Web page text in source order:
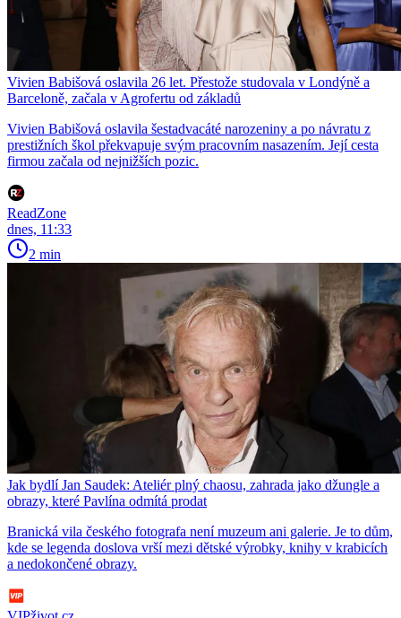
Vivien Babišová oslavila 26 let. Přestože studovala v Londýně a
Barceloně, začala v Agrofertu od základů
Vivien Babišová oslavila šestadvacáté narozeniny a po návratu z
prestižních škol překvapuje svým pracovním nasazením. Její cesta
firmou začala od nejnižších pozic.
ReadZone
dnes, 11:33
2 min
Jak bydlí Jan Saudek: Ateliér plný chaosu, zahrada jako džungle a
obrazy, které Pavlína odmítá prodat
Branická vila českého fotografa není muzeum ani galerie. Je to dům,
kde se legenda doslova vrší mezi dětské výrobky, knihy v krabicích
a nedokončené obrazy.